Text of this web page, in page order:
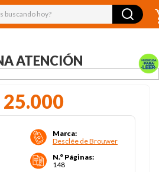
buscando hoy?
ATENCIÓN
25.000
Marca:
Desclée de Brouwer
N.° Páginas:
148